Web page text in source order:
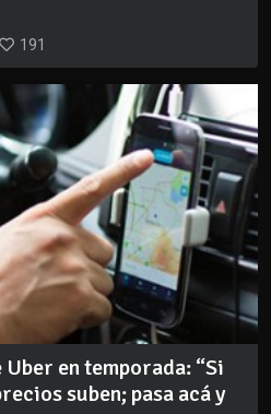
191
en temporada: “Si
suben; pasa acá y